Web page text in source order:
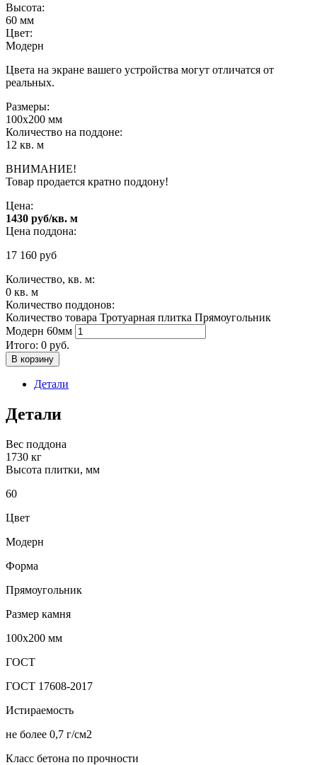
Высота:
60 мм
Цвет:
Модерн
Цвета на экране вашего устройства могут отличатся от
реальных.
Размеры:
100х200 мм
Количество на поддоне:
12 кв. м
ВНИМАНИЕ!
Товар продается кратно поддону!
Цена:
1430 руб/кв. м
Цена поддона:
17 160 руб
Количество, кв. м:
0 кв. м
Количество поддонов:
Количество товара Тротуарная плитка Прямоугольник
Модерн 60мм
Итого: 0 руб.
В корзину
Детали
Детали
Вес поддона
1730 кг
Высота плитки, мм
60
Цвет
Модерн
Форма
Прямоугольник
Размер камня
100х200 мм
ГОСТ
ГОСТ 17608-2017
Истираемость
не более 0,7 г/см2
Класс бетона по прочности